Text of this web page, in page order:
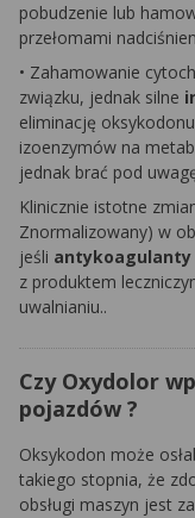
pobudzenie lub
przełomami
• Zahamowanie
związku, jednak silne
eliminację
izoenzymów na
jednak brać pod
Klinicznie istotne
Znormalizowany) w
jeśli
z produktem
uwalnianiu..
Czy Oxydolor
pojazdów ?
Oksykodon może
takiego stopnia, że
obsługi maszyn jest